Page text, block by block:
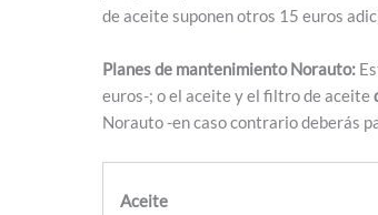
de aceite suponen otros 15 euros
Planes de mantenimiento Norauto:
euros-; o el aceite y el filtro de aceite
Norauto -en caso contrario deberás
Aceite